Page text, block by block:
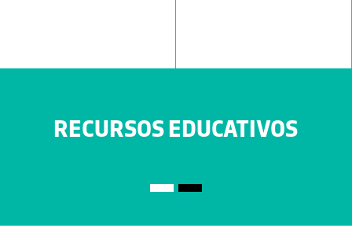
RECURSOS EDUCATIVOS